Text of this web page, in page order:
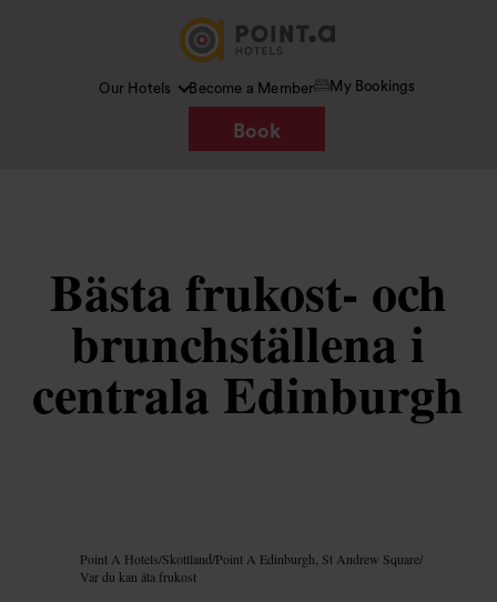
Our Hotels Become a Member My Bookings
Book
Bästa frukost- och
brunchställena i
centrala Edinburgh
Point A Hotels/Skottland/Point A Edinburgh, St Andrew Square/
Var du kan äta frukost